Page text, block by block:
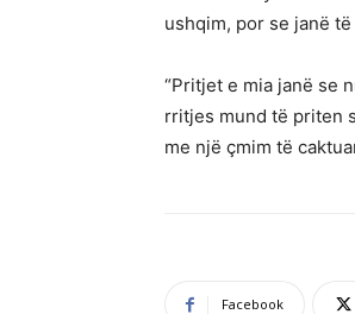
ushqim, por se janë
“Pritjet e mia janë se
rritjes mund të priten
me një çmim të
Facebook